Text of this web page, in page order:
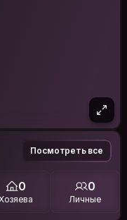
Посмотреть все
0 0
Личные